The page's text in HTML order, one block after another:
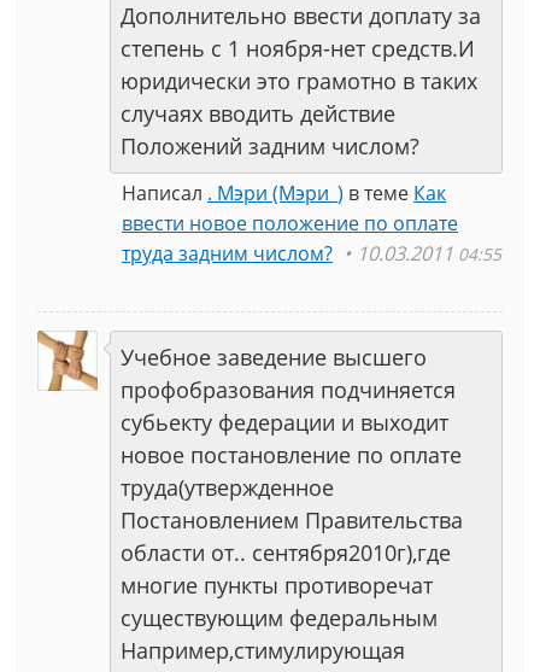
Дополнительно ввести доплату за
степень с 1 ноября-нет средств.И
юридически это грамотно в таких
случаях вводить действие
Положений задним числом?
Написал . Мэри (Мэри_) в теме Как
ввести новое положение по оплате
труда задним числом?
10.03.2011 04:55
Учебное заведение высшего
профобразования подчиняется
субьекту федерации и выходит
новое постановление по оплате
труда(утвержденное
Постановлением Правительства
области от.. сентября2010г),где
многие пункты противоречат
существующим федеральным
Например,стимулирующая